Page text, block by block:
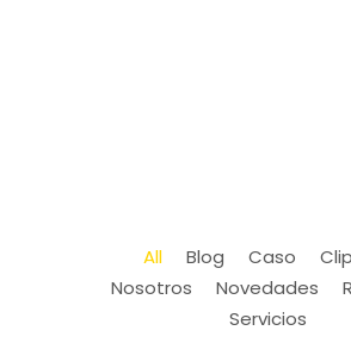
All Blog Caso
Nosotros
Novedades
Servicios